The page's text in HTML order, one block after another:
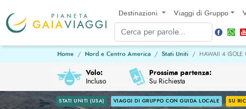
Destinazioni Viaggi di Gruppo
Home Nord e Centro America Stati Uniti HAWAII 4 ISOLE
Volo:
Incluso
Prossima partenza:
Su Richiesta
STATI UNITI (USA) VIAGGI DI GRUPPO CON GUIDA LOCALE SU